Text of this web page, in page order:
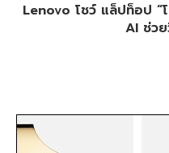
Lenovo โชว์ แล็ปท็อป “
AI ช่วย